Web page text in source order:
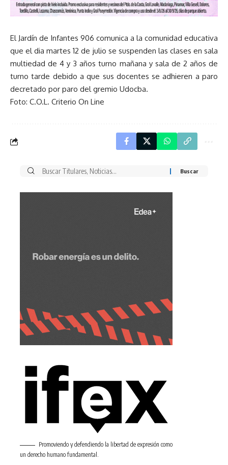
El Jardín de Infantes 906 comunica a la comunidad educativa
que el dia martes 12 de julio se suspenden las clases en sala
multiedad de 4 y 3 años turno mañana y sala de 2 años de
turno tarde debido a que sus docentes se adhieren a paro
decretado por paro del gremio Udocba.
Foto: C.O.L. Criterio On Line
Buscar
Promoviendo y defendiendo la libertad de expresión como
un derecho humano fundamental.